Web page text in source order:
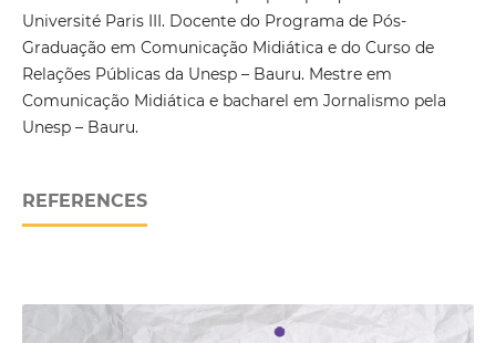
Université Paris III. Docente do Programa de Pós-
Graduação em Comunicação Midiática e do Curso de
Relações Públicas da Unesp – Bauru. Mestre em
Comunicação Midiática e bacharel em Jornalismo pela
Unesp – Bauru.
REFERENCES